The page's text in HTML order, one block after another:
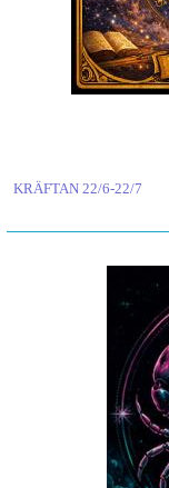
KRÄFTAN 22/6-22/7